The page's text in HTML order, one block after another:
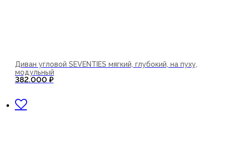
Диван угловой SEVENTIES мягкий, глубокий, на пуху,
модульный
382.000 ₽